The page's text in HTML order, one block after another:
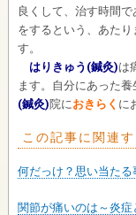
良くして、治す時間
をするという、あた
す。
はりきゅう(鍼灸)は
ます。自分にあった
(鍼灸)院におきらく に
この記事に関連
何だっけ？思い当たる
関節が痛いのは～炎症